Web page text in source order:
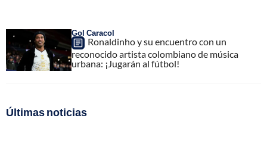
Gol Caracol
Ronaldinho y su encuentro con un
reconocido artista colombiano de música
urbana: ¡Jugarán al fútbol!
Últimas noticias